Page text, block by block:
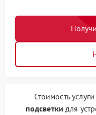
Стоимость
подсветки для